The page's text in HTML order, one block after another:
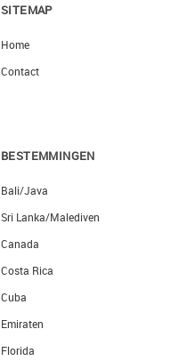
SITEMAP
Home
Contact
BESTEMMINGEN
Bali/Java
Sri Lanka/Malediven
Canada
Costa Rica
Cuba
Emiraten
Florida